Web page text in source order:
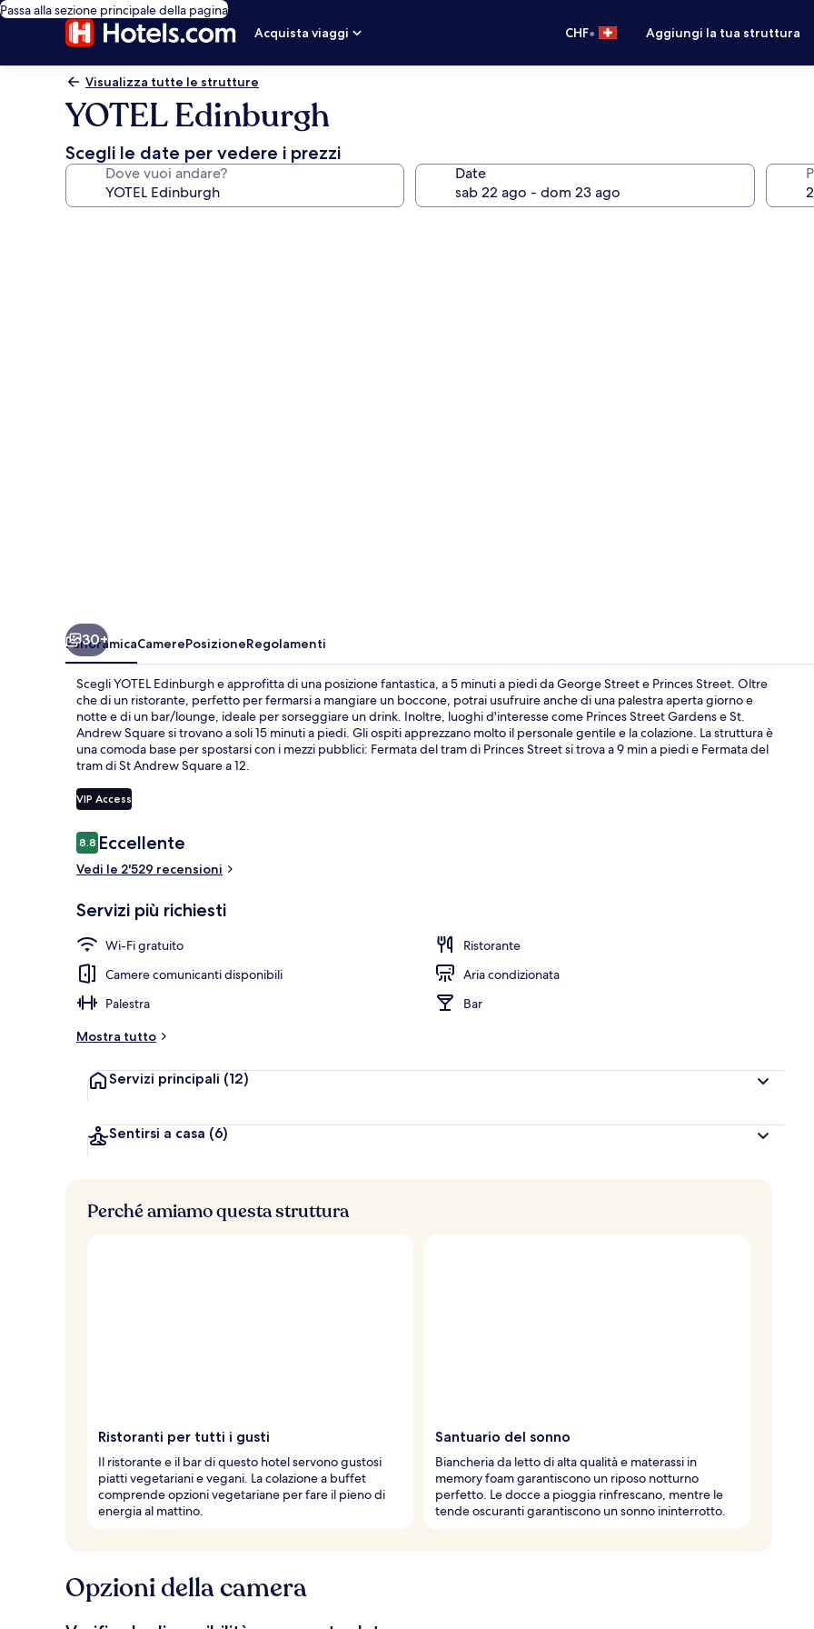
Passa alla sezione principale della pagina
Acquista viaggi
CHF• Aggiungi la tua struttura
Visualizza tutte le strutture
YOTEL Edinburgh
Scegli le date per vedere i prezzi
Dove vuoi andare? Date
Esterni
30+
PanoramicaCamerePosizioneRegolamenti
Scegli YOTEL Edinburgh e approfitta di una posizione fantastica, a 5 minuti a piedi da George Street e Princes Street. Oltre
che di un ristorante, perfetto per fermarsi a mangiare un boccone, potrai usufruire anche di una palestra aperta giorno e
notte e di un bar/lounge, ideale per sorseggiare un drink. Inoltre, luoghi d'interesse come Princes Street Gardens e St.
Andrew Square si trovano a soli 15 minuti a piedi. Gli ospiti apprezzano molto il personale gentile e la colazione. La struttura è
una comoda base per spostarsi con i mezzi pubblici: Fermata del tram di Princes Street si trova a 9 min a piedi e Fermata del
tram di St Andrew Square a 12.
VIP Access
Recensioni
8.88.8 su 10
Eccellente
Vedi le 2'529 recensioni
Servizi più richiesti
Wi-Fi gratuito
Ristorante
Camere comunicanti disponibili
Aria condizionata
Palestra
Bar
Mostra tutto
Servizi principali (12)
Sentirsi a casa (6)
Perché amiamo questa struttura
Ristoranti per tutti i gusti
Il ristorante e il bar di questo hotel servono gustosi
piatti vegetariani e vegani. La colazione a buffet
comprende opzioni vegetariane per fare il pieno di
energia al mattino.
Santuario del sonno
Biancheria da letto di alta qualità e materassi in
memory foam garantiscono un riposo notturno
perfetto. Le docce a pioggia rinfrescano, mentre le
tende oscuranti garantiscono un sonno ininterrotto.
Opzioni della camera